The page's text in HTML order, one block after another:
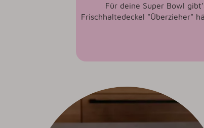
Für deine Super Bowl
Frischhaltedeckel "Überzieher"